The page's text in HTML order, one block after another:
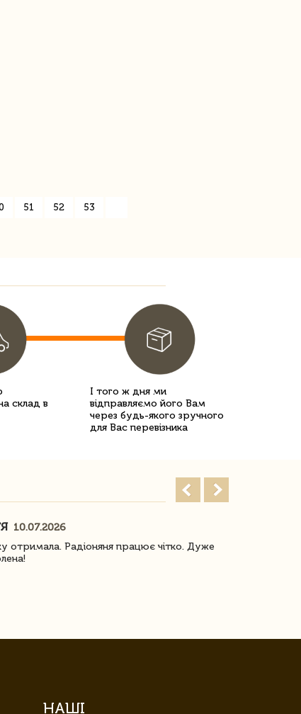
51 52 53
склад в
І того ж дня ми
відправляємо його Вам
через будь-якого зручного
для Вас перевізника
10.07.2026
отримала. Радіоняня працює чітко. Дуже
НАШІ